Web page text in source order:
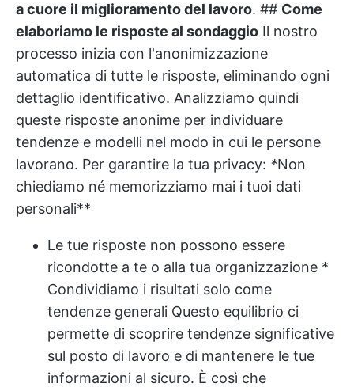
a cuore il miglioramento del lavoro. ## Come
elaboriamo le risposte al sondaggio Il nostro
processo inizia con l'anonimizzazione
automatica di tutte le risposte, eliminando ogni
dettaglio identificativo. Analizziamo quindi
queste risposte anonime per individuare
tendenze e modelli nel modo in cui le persone
lavorano. Per garantire la tua privacy: *Non
chiediamo né memorizziamo mai i tuoi dati
personali**
Le tue risposte non possono essere
ricondotte a te o alla tua organizzazione *
Condividiamo i risultati solo come
tendenze generali Questo equilibrio ci
permette di scoprire tendenze significative
sul posto di lavoro e di mantenere le tue
informazioni al sicuro. È così che